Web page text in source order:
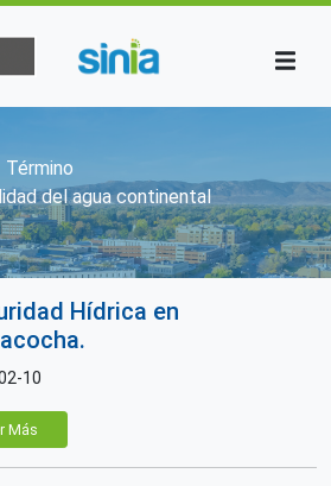
de ayuda a la
Término
del agua continental
Hídrica en
10
Más